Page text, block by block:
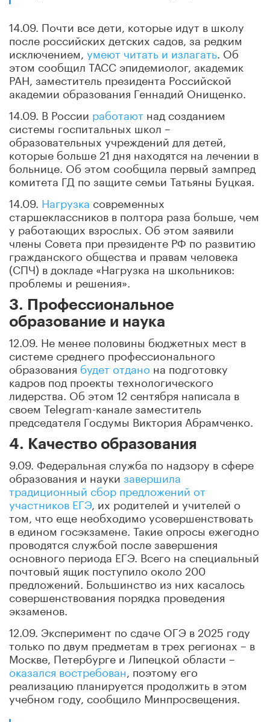
14.09. Почти все дети, которые идут в школу
после российских детских садов, за редким
исключением, умеют читать и излагать. Об
этом сообщил ТАСС эпидемиолог, академик
РАН, заместитель президента Российской
академии образования Геннадий Онищенко.
14.09. В России работают над созданием
системы госпитальных школ –
образовательных учреждений для детей,
которые больше 21 дня находятся на лечении в
больнице. Об этом сообщила первый зампред
комитета ГД по защите семьи Татьяны Буцкая.
14.09. Нагрузка современных
старшеклассников в полтора раза больше, чем
у работающих взрослых. Об этом заявили
члены Совета при президенте РФ по развитию
гражданского общества и правам человека
(СПЧ) в докладе «Нагрузка на школьников:
проблемы и решения».
3. Профессиональное
образование и наука
12.09. Не менее половины бюджетных мест в
системе среднего профессионального
образованиябудет отдано на подготовку
кадров под проекты технологического
лидерства. Об этом 12 сентября написала в
своем Telegram-канале заместитель
председателя Госдумы Виктория Абрамченко.
4. Качество образования
9.09. Федеральная служба по надзору в сфере
образования и наукизавершила
традиционный сбор предложений от
участников ЕГЭ, их родителей и учителей о
том, что еще необходимо усовершенствовать
в едином госэкзамене. Такие опросы ежегодно
проводятся службой после завершения
основного периода ЕГЭ. Всего на специальный
почтовый ящик поступило около 200
предложений. Большинство из них касалось
совершенствования порядка проведения
экзаменов.
12.09. Эксперимент по сдаче ОГЭ в 2025 году
только по двум предметам в трех регионах – в
Москве, Петербурге и Липецкой области –
оказался востребован , поэтому его
реализацию планируется продолжить в этом
учебном году, сообщило Минпросвещения.